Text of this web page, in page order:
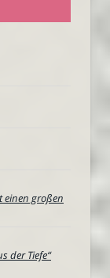
einen großen
der Tiefe“